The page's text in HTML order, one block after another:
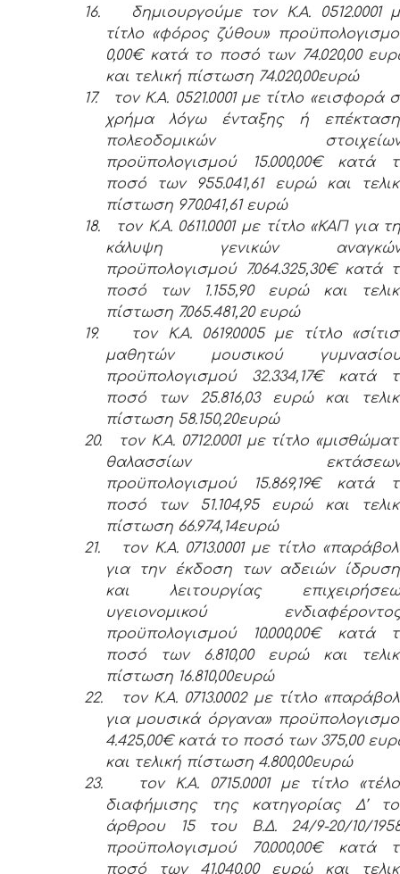
16.
δημιουργούμε τον Κ.Α. 0512.0001
τίτλο «φόρος ζύθου»
0,00€ κατά το ποσό των 74.020,00
και τελική πίστωση 74.020,00ευρώ
17.
τον Κ.Α. 0521.0001 με τίτλο «εισφορά
χρήμα λόγω ένταξης ή
πολεοδομικών
προϋπολογισμού 15.000,00€ κατά
ποσό των 955.041,61 ευρώ και
πίστωση 970.041,61 ευρώ
18.
τον Κ.Α. 0611.0001 με τίτλο «ΚΑΠ για
κάλυψη γενικών
προϋπολογισμού 7.064.325,30€ κατά
ποσό των 1.155,90 ευρώ και
πίστωση 7.065.481,20 ευρώ
19.
τον Κ.Α. 0619.0005 με τίτλο
μαθητών μουσικού
προϋπολογισμού 32.334,17€ κατά
ποσό των 25.816,03 ευρώ και
πίστωση 58.150,20ευρώ
20.
τον Κ.Α. 0712.0001 με τίτλο
θαλασσίων
προϋπολογισμού 15.869,19€ κατά
ποσό των 51.104,95 ευρώ και
πίστωση 66.974,14ευρώ
21.
τον Κ.Α. 0713.0001 με τίτλο
για την έκδοση των αδειών
και λειτουργίας
υγειονομικού
προϋπολογισμού 10.000,00€ κατά
ποσό των 6.810,00 ευρώ και
πίστωση 16.810,00ευρώ
22.
τον Κ.Α. 0713.0002 με τίτλο
για μουσικά όργανα»
4.425,00€ κατά το ποσό των 375,00
και τελική πίστωση 4.800,00ευρώ
23.
τον Κ.Α. 0715.0001 με τίτλο
διαφήμισης της κατηγορίας Δ’
άρθρου 15 του Β.Δ. 24/9-20/10/
προϋπολογισμού 70.000,00€ κατά
ποσό των 41.040,00 ευρώ και